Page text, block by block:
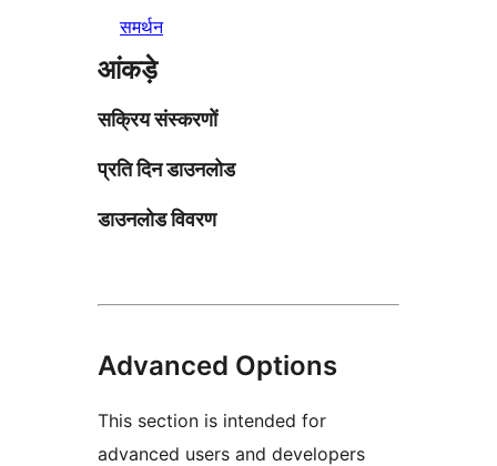
समर्थन
आंकड़े
सक्रिय संस्करणों
प्रति दिन डाउनलोड
डाउनलोड विवरण
Advanced Options
This section is intended for
advanced users and developers